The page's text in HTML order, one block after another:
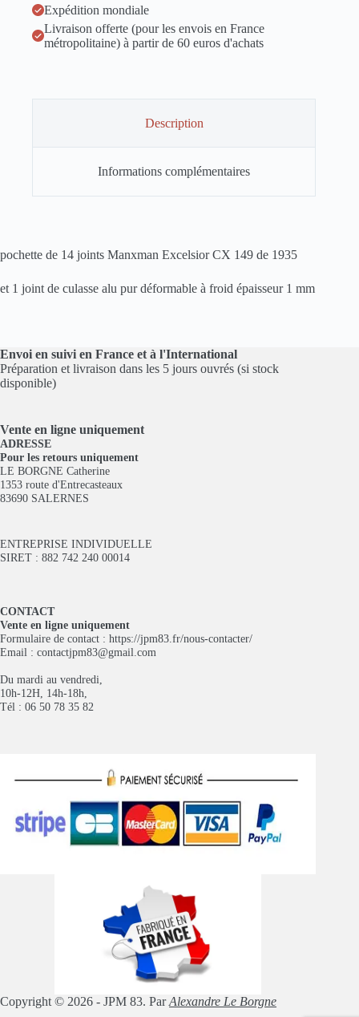
Expédition mondiale
Livraison offerte (pour les envois en France
métropolitaine) à partir de 60 euros d'achats
Description
Informations complémentaires
pochette de 14 joints Manxman Excelsior CX 149 de 1935
et 1 joint de culasse alu pur déformable à froid épaisseur 1 mm
Envoi en suivi en France et à l'International
Préparation et livraison dans les 5 jours ouvrés (si stock
disponible)
Vente en ligne uniquement
ADRESSE
Pour les retours uniquement
LE BORGNE Catherine
1353 route d'Entrecasteaux
83690 SALERNES
ENTREPRISE INDIVIDUELLE
SIRET : 882 742 240 00014
CONTACT
Vente en ligne uniquement
Formulaire de contact : https://jpm83.fr/nous-contacter/
Email : contactjpm83@gmail.com
Du mardi au vendredi,
10h-12H, 14h-18h,
Tél : 06 50 78 35 82
Copyright © 2026 - JPM 83. ParAlexandre Le Borgne